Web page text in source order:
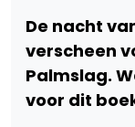
De nacht
verscheen
Palmslag.
voor dit